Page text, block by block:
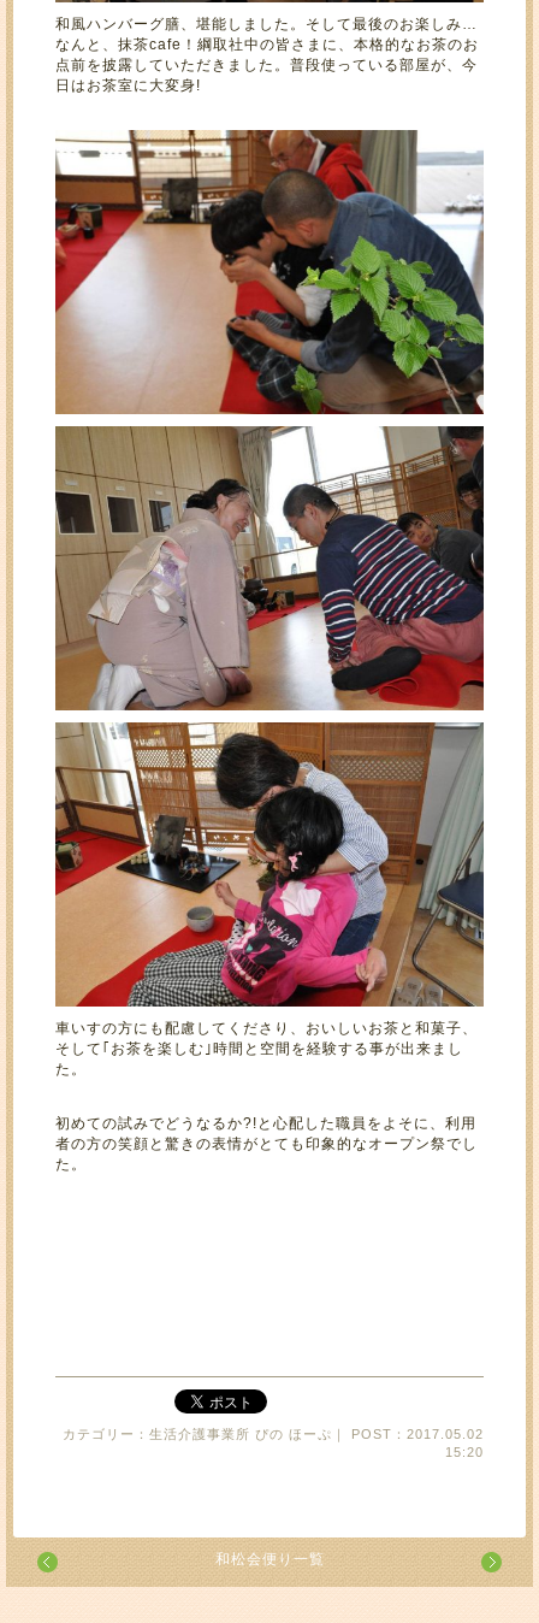
和風ハンバーグ膳、堪能しました。そして最後のお楽しみ…
なんと、抹茶cafe！綱取社中の皆さまに、本格的なお茶のお
点前を披露していただきました。普段使っている部屋が、今
日はお茶室に大変身!
車いすの方にも配慮してくださり、おいしいお茶と和菓子、
そして｢お茶を楽しむ｣時間と空間を経験する事が出来まし
た。
初めての試みでどうなるか?!と心配した職員をよそに、利用
者の方の笑顔と驚きの表情がとても印象的なオープン祭でし
た。
カテゴリー：生活介護事業所 ぴの ほーぷ｜ POST：2017.05.02
15:20
和松会便り一覧